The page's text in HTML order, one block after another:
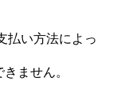
払い方法によっ
ません。